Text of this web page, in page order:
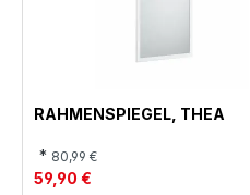
RAHMENSPIEGEL, THEA
* 80,99 €
59,90 €